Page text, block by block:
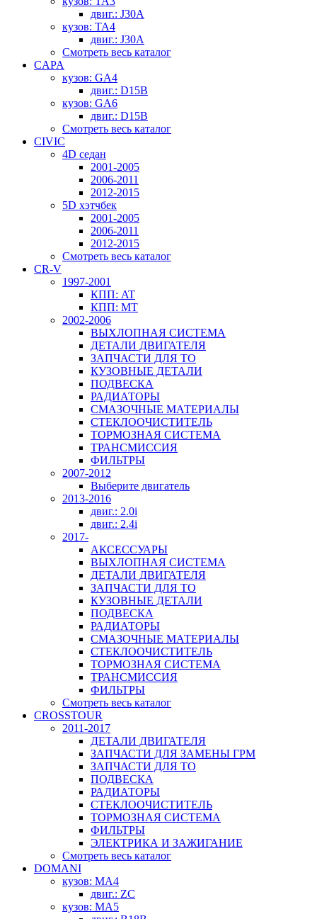
двиг.: J30A
кузов: TA4
двиг.: J30A
Смотреть весь каталог
CAPA
кузов: GA4
двиг.: D15B
кузов: GA6
двиг.: D15B
Смотреть весь каталог
CIVIC
4D седан
2001-2005
2006-2011
2012-2015
5D хэтчбек
2001-2005
2006-2011
2012-2015
Смотреть весь каталог
CR-V
1997-2001
КПП: AT
КПП: MT
2002-2006
ВЫХЛОПНАЯ СИСТЕМА
ДЕТАЛИ ДВИГАТЕЛЯ
ЗАПЧАСТИ ДЛЯ ТО
КУЗОВНЫЕ ДЕТАЛИ
ПОДВЕСКА
РАДИАТОРЫ
СМАЗОЧНЫЕ МАТЕРИАЛЫ
СТЕКЛООЧИСТИТЕЛЬ
ТОРМОЗНАЯ СИСТЕМА
ТРАНСМИССИЯ
ФИЛЬТРЫ
2007-2012
Выберите двигатель
2013-2016
двиг.: 2.0i
двиг.: 2.4i
2017-
АКСЕССУАРЫ
ВЫХЛОПНАЯ СИСТЕМА
ДЕТАЛИ ДВИГАТЕЛЯ
ЗАПЧАСТИ ДЛЯ ТО
КУЗОВНЫЕ ДЕТАЛИ
ПОДВЕСКА
РАДИАТОРЫ
СМАЗОЧНЫЕ МАТЕРИАЛЫ
СТЕКЛООЧИСТИТЕЛЬ
ТОРМОЗНАЯ СИСТЕМА
ТРАНСМИССИЯ
ФИЛЬТРЫ
Смотреть весь каталог
CROSSTOUR
2011-2017
ДЕТАЛИ ДВИГАТЕЛЯ
ЗАПЧАСТИ ДЛЯ ЗАМЕНЫ ГРМ
ЗАПЧАСТИ ДЛЯ ТО
ПОДВЕСКА
РАДИАТОРЫ
СТЕКЛООЧИСТИТЕЛЬ
ТОРМОЗНАЯ СИСТЕМА
ФИЛЬТРЫ
ЭЛЕКТРИКА И ЗАЖИГАНИЕ
Смотреть весь каталог
DOMANI
кузов: MA4
двиг.: ZC
кузов: MA5